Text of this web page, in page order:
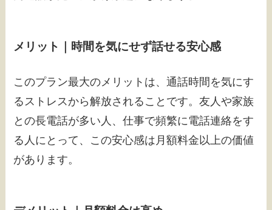
メリット｜時間を気にせず話せる安心感
このプラン最大のメリットは、通話時間を気にす
るストレスから解放されることです。友人や家族
との長電話が多い人、仕事で頻繁に電話連絡をす
る人にとって、この安心感は月額料金以上の価値
があります。